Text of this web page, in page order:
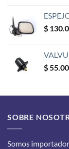
$
$
SOBRE
Somos